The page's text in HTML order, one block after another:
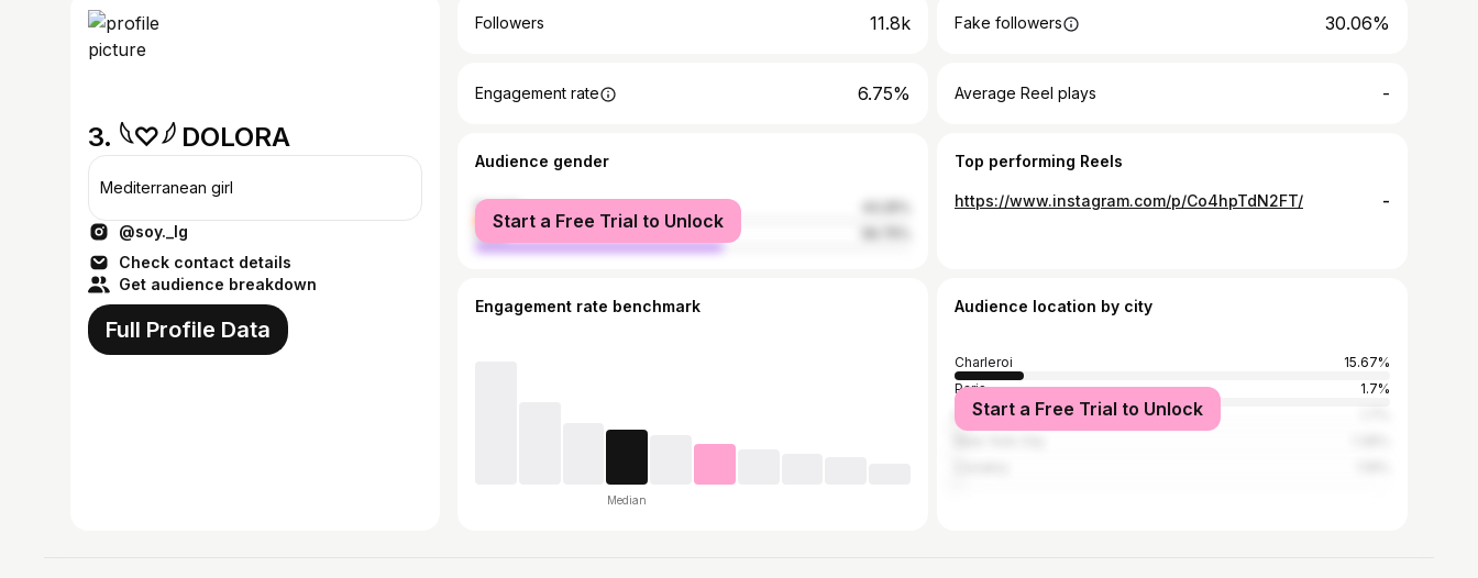
3. 𓆩♡𓆪 DOLORA
Mediterranean girl
@soy._lg
Check contact details
Get audience breakdown
Full Profile Data
Followers 11.8k Fake followers 30.06%
Engagement rate 6.75% Average Reel plays -
Audience gender
female
male
Start a Free Trial to Unlock
Top performing Reels
https://www.instagram.com/p/Co4hpTdN2FT/ -
Engagement rate benchmark
Median
Audience location by city
Charleroi
15.67%
Paris
1.7%
Kourou
Start a Free Trial to Unlock